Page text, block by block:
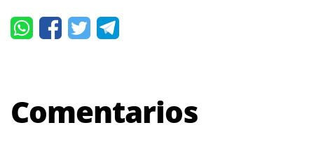
Comentarios